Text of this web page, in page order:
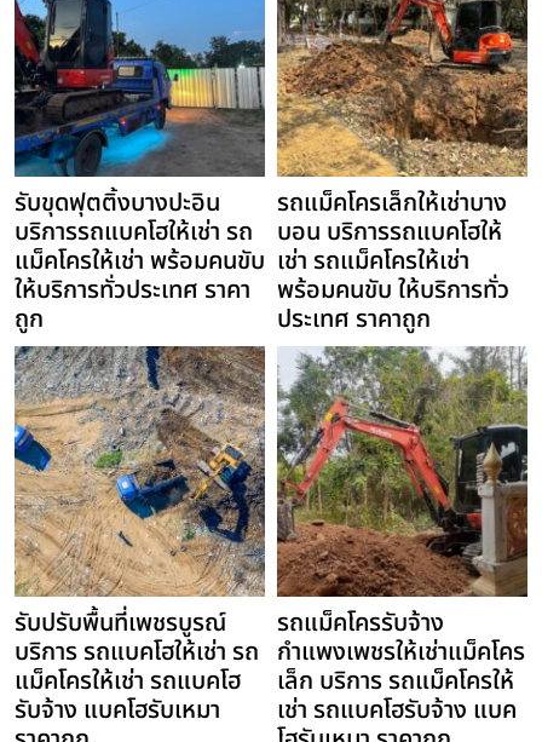
รับขุดฟุตติ้งบางปะอิน
บริการรถแบคโฮให้เช่า รถ
แม็คโครให้เช่า พร้อมคนขับ
ให้บริการทั่วประเทศ ราคา
ถูก
รถแม็คโครเล็กให้เช่าบาง
บอน บริการรถแบคโฮให้
เช่า รถแม็คโครให้เช่า
พร้อมคนขับ ให้บริการทั่ว
ประเทศ ราคาถูก
รับปรับพื้นที่เพชรบูรณ์
บริการ รถแบคโฮให้เช่า รถ
แม็คโครให้เช่า รถแบคโฮ
รับจ้าง แบคโฮรับเหมา
รถแม็คโครรับจ้าง
กำแพงเพชรให้เช่าแม็คโคร
เล็ก บริการ รถแม็คโครให้
เช่า รถแบคโฮรับจ้าง แบค